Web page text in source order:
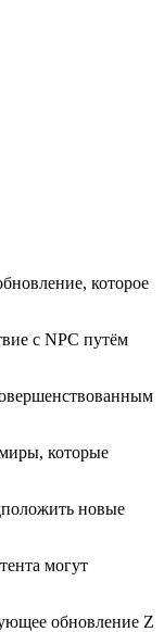
которое
с NPC путём
которые
новые
могут
обновление Z